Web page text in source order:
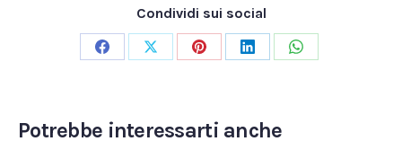
Condividi sui social
CondividiCondividiCondividiCondividiCondividi
Potrebbe interessarti anche